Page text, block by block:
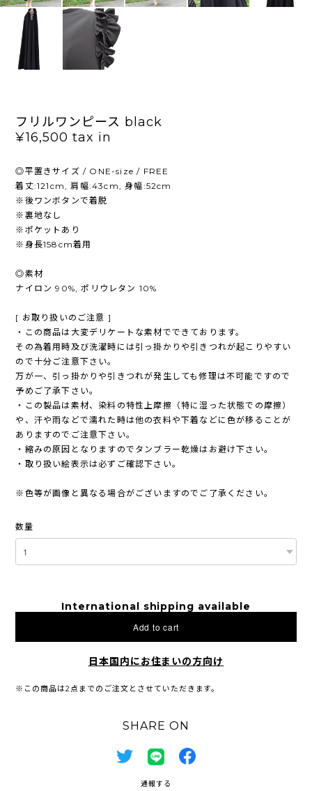
フリルワンピース black
¥16,500 tax in
◎平置きサイズ / ONE-size / FREE
着丈:121cm, 肩幅:43cm, 身幅:52cm
※後ワンボタンで着脱
※裏地なし
※ポケットあり
※身長158cm着用
◎素材
ナイロン 90%, ポリウレタン 10%
[ お取り扱いのご注意 ]
・この商品は大変デリケートな素材でできております。
その為着用時及び洗濯時には引っ掛かりや引きつれが起こりやすい
ので十分ご注意下さい。
万が一、引っ掛かりや引きつれが発生しても修理は不可能ですので
予めご了承下さい。
・この製品は素材、染料の特性上摩擦（特に湿った状態での摩擦）
や、汗や雨などで濡れた時は他の衣料や下着などに色が移ることが
ありますのでご注意下さい。
・縮みの原因となりますのでタンブラー乾燥はお避け下さい。
・取り扱い絵表示は必ずご確認下さい。
※色等が画像と異なる場合がございますのでご了承ください。
数量
International shipping available
Add to cart
日本国内にお住まいの方向け
※この商品は2点までのご注文とさせていただきます。
SHARE ON
通報する